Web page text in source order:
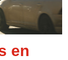
bussen